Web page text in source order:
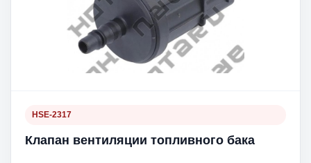
HSE-2317
Клапан вентиляции топливного бака